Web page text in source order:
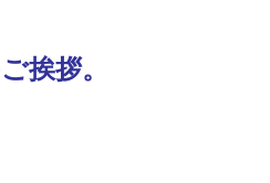
挨拶。